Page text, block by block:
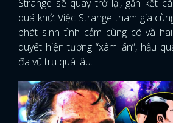
Strange sẽ quay trở lại, gắn kết
quá khứ. Việc Strange tham gia
phát sinh tình cảm cùng cô và
quyết hiện tượng “xâm lấn”, hậu
đa vũ trụ quá lâu.